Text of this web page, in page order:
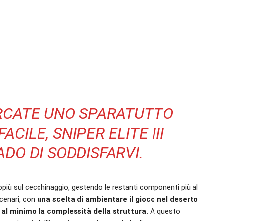
UNO SPARATUTTO
SNIPER ELITE III
DI SODDISFARVI.
sul cecchinaggio, gestendo le restanti componenti più al
con una scelta di ambientare il gioco nel deserto
minimo la complessità della struttura. A questo